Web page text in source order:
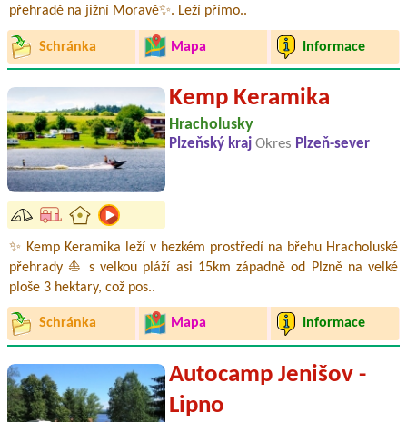
přehradě na jižní Moravě✨. Leží přímo..
Schránka Mapa Informace
Kemp Keramika
Hracholusky
Plzeňský kraj Okres Plzeň-sever
✨ Kemp Keramika leží v hezkém prostředí na břehu Hracholuské
přehrady ⛵ s velkou pláží asi 15km západně od Plzně na velké
ploše 3 hektary, což pos..
Schránka Mapa Informace
Autocamp Jenišov -
Lipno